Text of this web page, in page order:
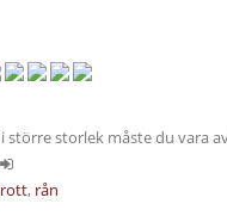
större storlek måste du vara
, rån